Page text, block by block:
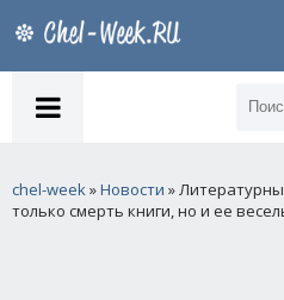
chel-week»Новости »
только смерть книги, но и ее